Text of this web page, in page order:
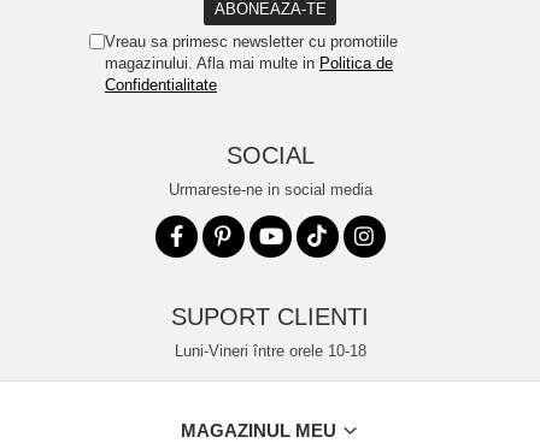
Vreau sa primesc newsletter cu promotiile
magazinului. Afla mai multe in Politica de
Confidentialitate
SOCIAL
Urmareste-ne in social media
SUPORT CLIENTI
Luni-Vineri între orele 10-18
MAGAZINUL MEU